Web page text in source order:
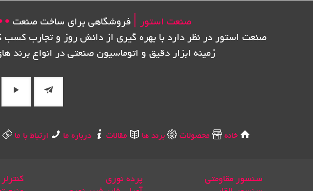
صنعت استور | فروشگاهی برای ساخت صنعت
صنعت استور در نظر دارد با بهره گیری از دانش روز و تجارب کسب
زمینه ابزار دقیق و اتوماسیون صنعتی در انواع برند
خانه محصولات برند ها مقالات درباره ما ارتباط با ما
سنسور مقاومتی
پرده نوری